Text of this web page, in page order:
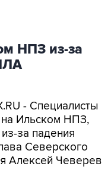
НПЗ из-за
- Специалисты
на Ильском НПЗ,
за падения
Северского
Алексей Чеверев